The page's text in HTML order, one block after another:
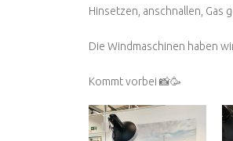
Hinsetzen, anschnallen, Gas
Die Windmaschinen haben
Kommt vorbei 📸🥳